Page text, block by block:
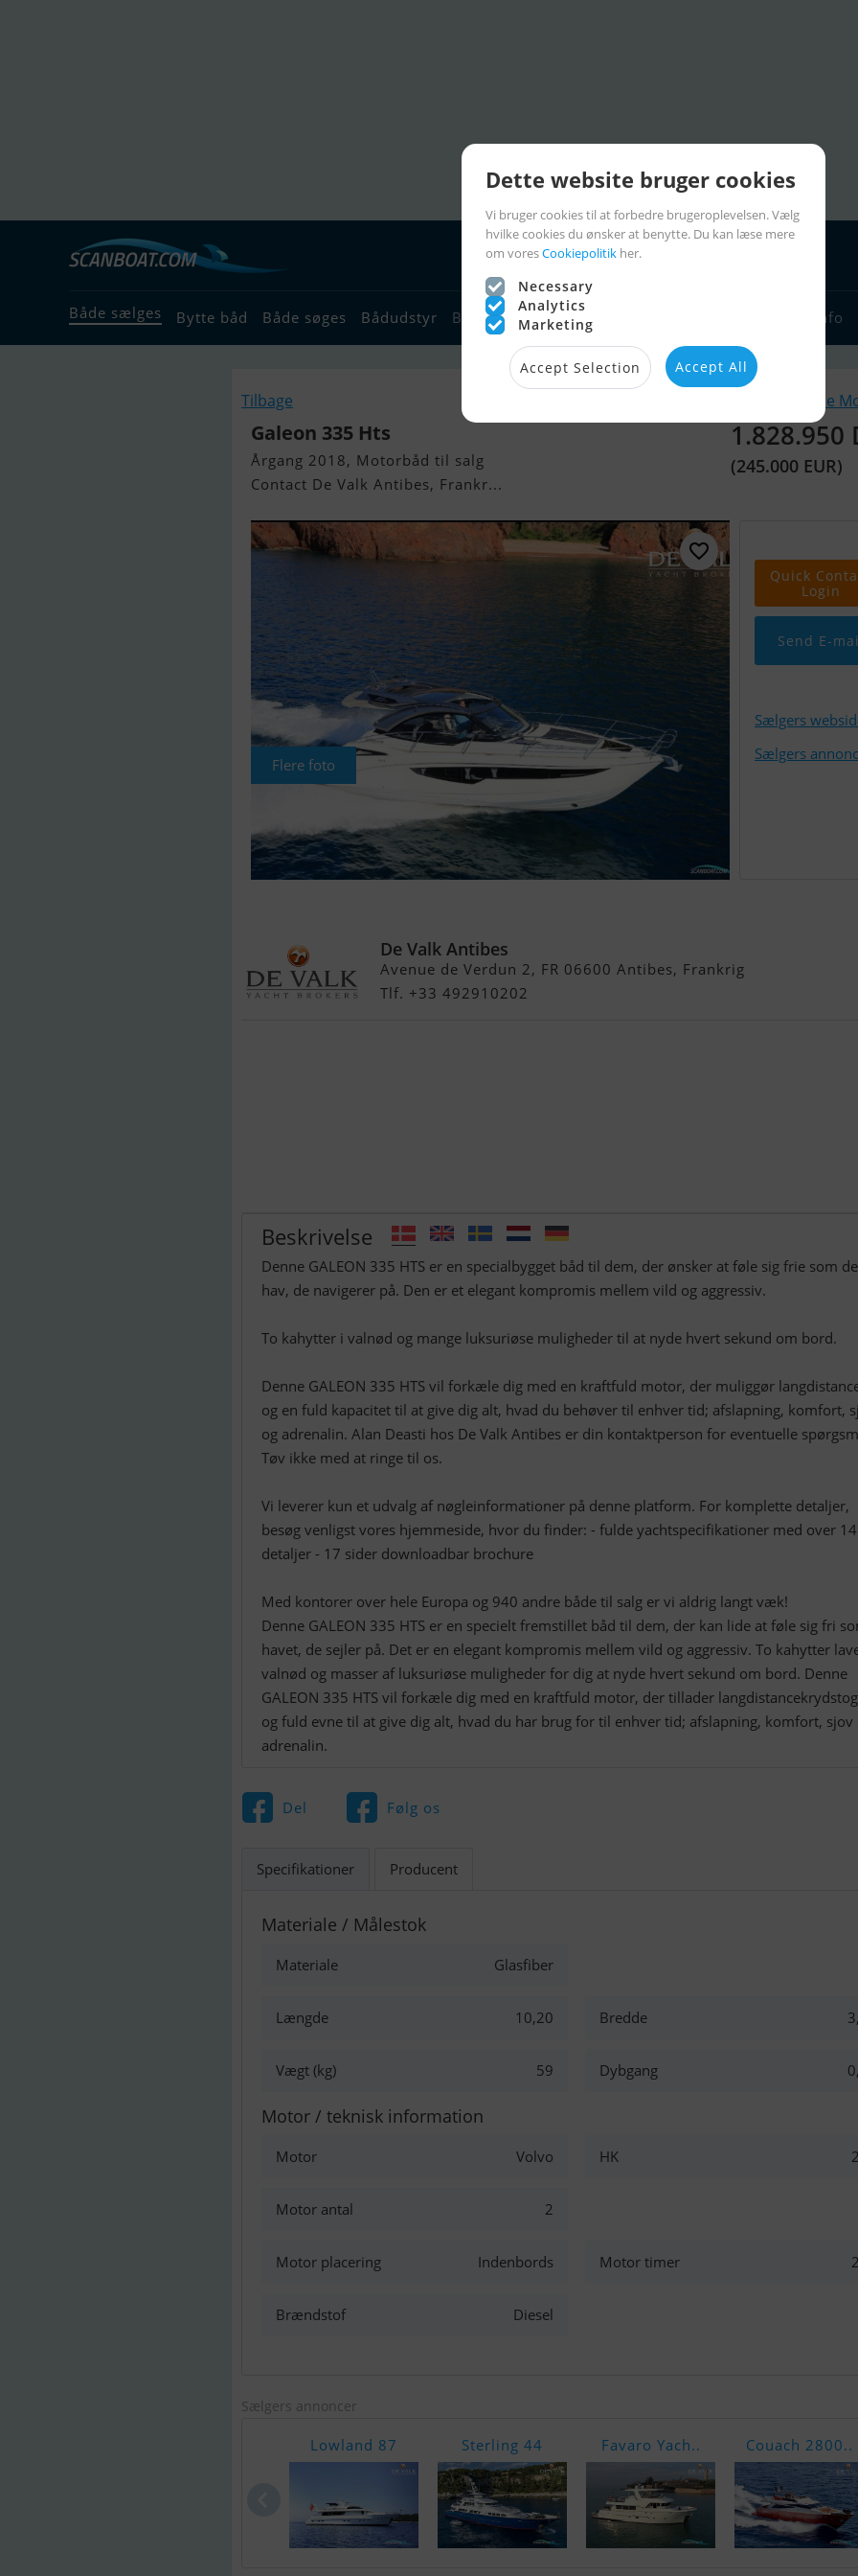
Både sælges Bytte båd Både søges Bådudstyr Bådforhandlere Sejlerlinks Sejlerinfo
Tilbage Lignende
Galeon 335 Hts
Årgang 2018, Motorbåd til salg
Contact De Valk Antibes, Frankr...
1.828.950
(245.000 EUR)
Flere foto
Quick
Login
Send E-
Sælgers
Sælgers
De Valk Antibes
Avenue de Verdun 2, FR 06600 Antibes, Frankrig
Tlf. +33 492910202
Beskrivelse
Denne GALEON 335 HTS er en specialbygget båd til dem, der ønsker at føle sig frie som
hav, de navigerer på. Den er et elegant kompromis mellem vild og aggressiv.
To kahytter i valnød og mange luksuriøse muligheder til at nyde hvert sekund om bord.
Denne GALEON 335 HTS vil forkæle dig med en kraftfuld motor, der muliggør
og en fuld kapacitet til at give dig alt, hvad du behøver til enhver tid; afslapning, komfort,
og adrenalin. Alan Deasti hos De Valk Antibes er din kontaktperson for eventuelle
Tøv ikke med at ringe til os.
Vi leverer kun et udvalg af nøgleinformationer på denne platform. For komplette detaljer,
besøg venligst vores hjemmeside, hvor du finder: - fulde yachtspecifikationer med over
detaljer - 17 sider downloadbar brochure
Med kontorer over hele Europa og 940 andre både til salg er vi aldrig langt væk!
Denne GALEON 335 HTS er en specielt fremstillet båd til dem, der kan lide at føle sig fri
havet, de sejler på. Det er en elegant kompromis mellem vild og aggressiv. To kahytter
valnød og masser af luksuriøse muligheder for dig at nyde hvert sekund om bord. Denne
GALEON 335 HTS vil forkæle dig med en kraftfuld motor, der tillader
og fuld evne til at give dig alt, hvad du har brug for til enhver tid; afslapning, komfort, sjov
adrenalin.
Del Følg os
Specifikationer Producent
Materiale / Målestok
Materiale Glasfiber
Længde 10,20 Bredde
Vægt (kg) 59 Dybgang
Motor / teknisk information
Motor Volvo HK
Motor antal 2
Motor placering Indenbords Motor timer
Brændstof Diesel
Sælgers annoncer
Lowland 87 Sterling 44 Favaro Yach.. Couach 2800..
Dette website bruger cookies
Vi bruger cookies til at forbedre brugeroplevelsen. Vælg
hvilke cookies du ønsker at benytte. Du kan læse mere
om voresCookiepolitik her.
Necessary
Analytics
Marketing
Accept Selection Accept All